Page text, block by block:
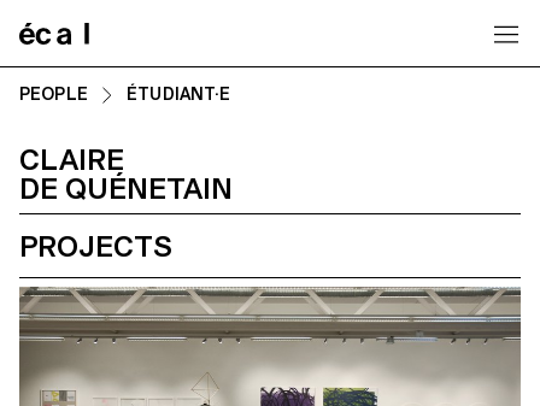
PEOPLE ÉTUDIANT·E
CLAIRE
DE QUÉNETAIN
PROJECTS